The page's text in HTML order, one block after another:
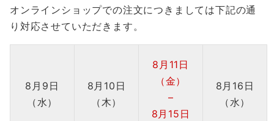
オンラインショップでの注文につきましては下記の通
り対応させていただきます。
8月9日
（水）
8月10日
（木）
8月11日
（金）
–
8月15日
8月16日
（水）